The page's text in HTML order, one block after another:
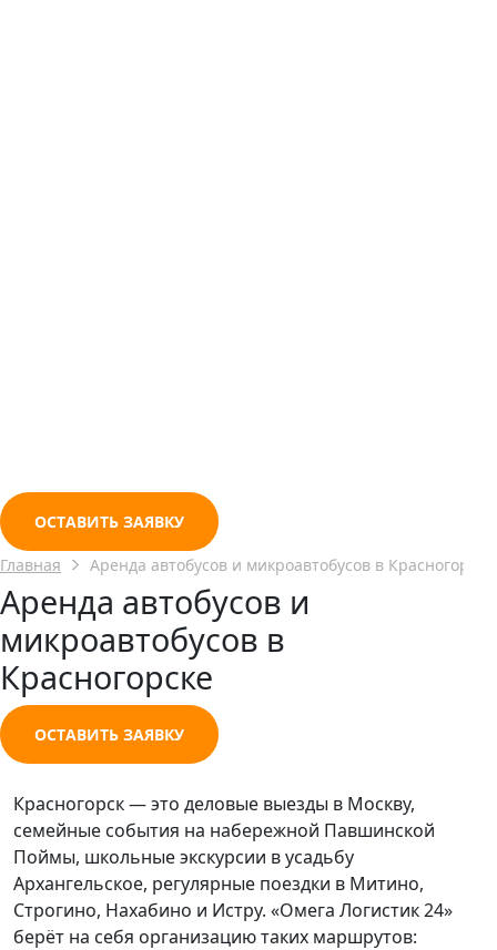
ОСТАВИТЬ ЗАЯВКУ
Главная Аренда автобусов и микроавтобусов в Красногорске
Аренда автобусов и
микроавтобусов в
Красногорске
ОСТАВИТЬ ЗАЯВКУ
Красногорск — это деловые выезды в Москву,
семейные события на набережной Павшинской
Поймы, школьные экскурсии в усадьбу
Архангельское, регулярные поездки в Митино,
Строгино, Нахабино и Истру. «Омега Логистик 24»
берёт на себя организацию таких маршрутов: